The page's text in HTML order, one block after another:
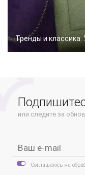
Тренды и
или следите за
Соглашаюсь на